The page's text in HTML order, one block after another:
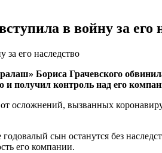
в войну за его
за его наследство
Бориса Грачевского
и получил контроль над его
осложнений, вызванных
годовалый сын останутся без
его компании.